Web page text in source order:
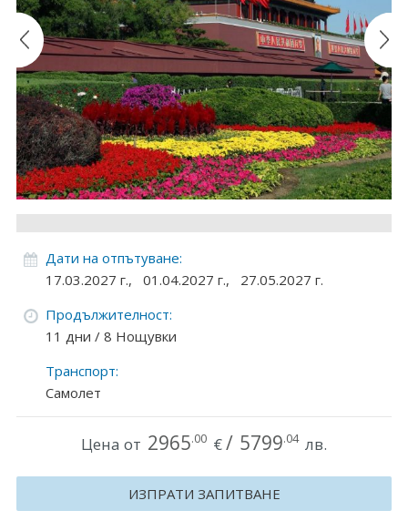
Круизи
Уикенд програми
ДЕСТИНАЦИИ
Египет
Чехия
Тунис
България
Китай
Албания
Италия
Дати на отпътуване:
17.03.2027 г., 01.04.2027 г., 27.05.2027 г.
Продължителност:
11 дни / 8 Нощувки
Транспорт:
Самолет
Цена от 2965.00 €/ 5799.04 лв.
ИЗПРАТИ ЗАПИТВАНЕ